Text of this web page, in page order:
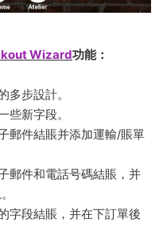
Wizard功能：
多步設計。
些新字段。
郵件結賬并添加運輸/賬單
郵件和電話号碼結賬，并
字段結賬，并在下訂單後